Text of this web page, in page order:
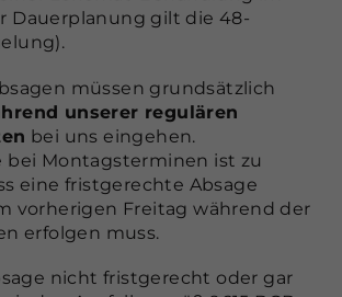
Dauerplanung gilt die 48-
müssen grundsätzlich
unserer regulären
bei uns eingehen.
bei Montagsterminen ist zu
eine fristgerechte Absage
vorherigen Freitag während der
erfolgen muss.
nicht fristgerecht oder gar